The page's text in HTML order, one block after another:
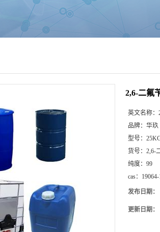
2,6-二氟
英文名称：
品牌： 华玖
型号：
货号： 2,6-
纯度： 99
cas：
发布日期：
更新日期：